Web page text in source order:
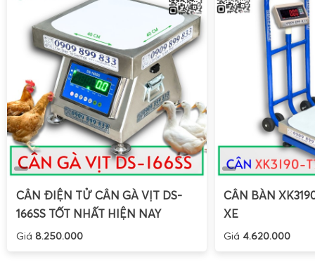
CÂN ĐIỆN TỬ CÂN GÀ VỊT DS-
166SS TỐT NHẤT HIỆN NAY
Giá 8.250.000
CÂN BÀN
XE
Giá 4.620.000